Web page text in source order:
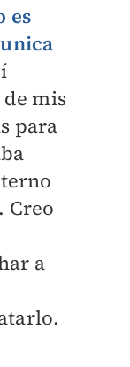
es
mis
para
Creo
a